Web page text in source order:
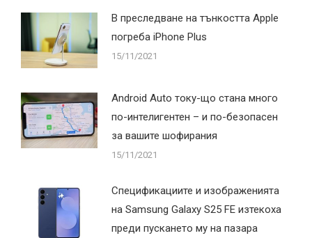
В преследване на тънкостта Apple
погреба iPhone Plus
15/11/2021
Android Auto току-що стана много
по-интелигентен – и по-безопасен
за вашите шофирания
15/11/2021
Спецификациите и изображенията
на Samsung Galaxy S25 FE изтекоха
преди пускането му на пазара